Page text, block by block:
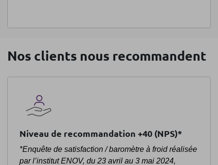
Nos clients nous recommandent
Niveau de recommandation +40 (NPS)*
*Enquête de satisfaction / baromètre à froid réalisée
par l’institut ENOV, du 23 avril au 3 mai 2024,